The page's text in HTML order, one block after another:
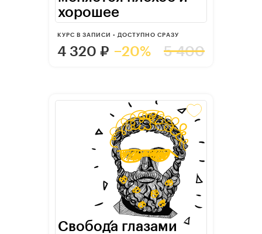
хорошее
КУРС В ЗАПИСИ • ДОСТУПНО СРАЗУ
4 320 ₽ −20% 5 400
Свобода глазами